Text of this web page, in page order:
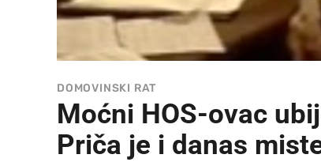
DOMOVINSKI RAT
Moćni HOS-ovac
Priča je i danas